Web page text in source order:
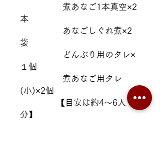
煮あなご1本真空×2
本
あなごしぐれ煮×2
袋
どんぶり用のタレ×
１個
煮あなご用タレ
(小)×2個
【目安は約4～6人
分】